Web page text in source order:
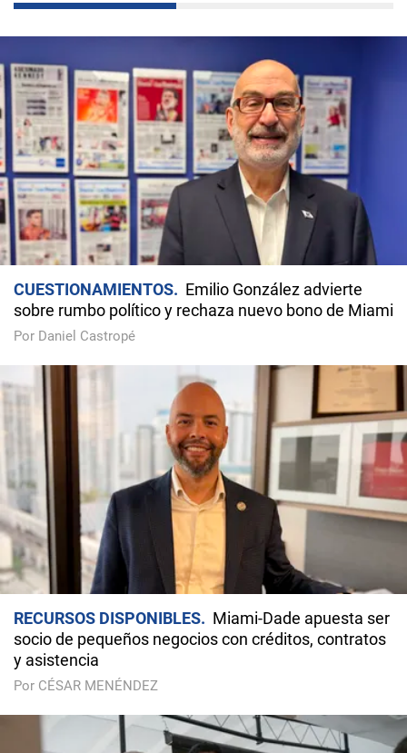
CUESTIONAMIENTOS
Emilio González advierte
sobre rumbo político y rechaza nuevo bono de Miami
Por Daniel Castropé
RECURSOS DISPONIBLES
Miami-Dade apuesta ser
socio de pequeños negocios con créditos, contratos
y asistencia
Por CÉSAR MENÉNDEZ